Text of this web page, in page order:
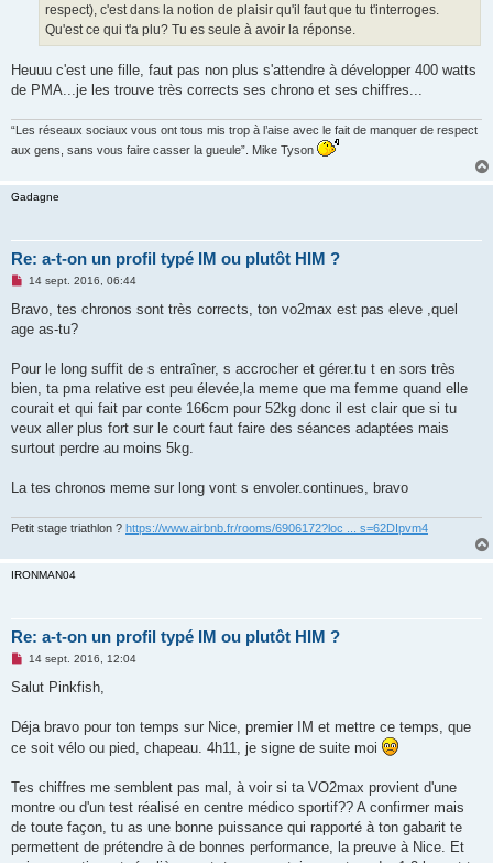
u
respect), c'est dans la notion de plaisir qu'il faut que tu t'interroges.
Qu'est ce qui t'a plu? Tu es seule à avoir la réponse.
Heuuu c'est une fille, faut pas non plus s'attendre à développer 400 watts
de PMA...je les trouve très corrects ses chrono et ses chiffres...
“Les réseaux sociaux vous ont tous mis trop à l’aise avec le fait de manquer de respect
aux gens, sans vous faire casser la gueule”. Mike Tyson
Gadagne
Re: a-t-on un profil typé IM ou plutôt HIM ?
M
s
a
n
o
l
u
14 sept. 2016, 06:44
Bravo, tes chronos sont très corrects, ton vo2max est pas eleve ,quel
age as-tu?
Pour le long suffit de s entraîner, s accrocher et gérer.tu t en sors très
bien, ta pma relative est peu élevée,la meme que ma femme quand elle
courait et qui fait par conte 166cm pour 52kg donc il est clair que si tu
veux aller plus fort sur le court faut faire des séances adaptées mais
surtout perdre au moins 5kg.
La tes chronos meme sur long vont s envoler.continues, bravo
Petit stage triathlon ? https://www.airbnb.fr/rooms/6906172?loc ... s=62DIpvm4
IRONMAN04
Re: a-t-on un profil typé IM ou plutôt HIM ?
M
s
g
e
n
l
u
14 sept. 2016, 12:04
Salut Pinkfish,
Déja bravo pour ton temps sur Nice, premier IM et mettre ce temps, que
ce soit vélo ou pied, chapeau. 4h11, je signe de suite moi
Tes chiffres me semblent pas mal, à voir si ta VO2max provient d'une
montre ou d'un test réalisé en centre médico sportif?? A confirmer mais
de toute façon, tu as une bonne puissance qui rapporté à ton gabarit te
permettent de prétendre à de bonnes performance, la preuve à Nice. Et